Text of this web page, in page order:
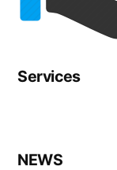
Services
NEWS